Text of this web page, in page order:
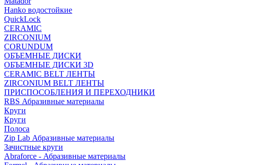
Hanko водостойкие
QuickLock
CERAMIC
ZIRCONIUM
СORUNDUM
ОБЪЕМНЫЕ ДИСКИ
ОБЪЕМНЫЕ ДИСКИ 3D
CERAMIC BELT ЛЕНТЫ
ZIRCONIUM BELT ЛЕНТЫ
ПРИСПОСОБЛЕНИЯ И ПЕРЕХОДНИКИ
RBS Абразивные материалы
Круги
Круги
Полоса
Zip Lab Абразивные материалы
Зачистные круги
Abraforce - Абразивные материалы